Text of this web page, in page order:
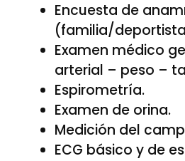
Encuesta de
(familia/
Examen médico
arterial – peso –
Espirometría.
Examen de orina.
Medición del
ECG básico y de